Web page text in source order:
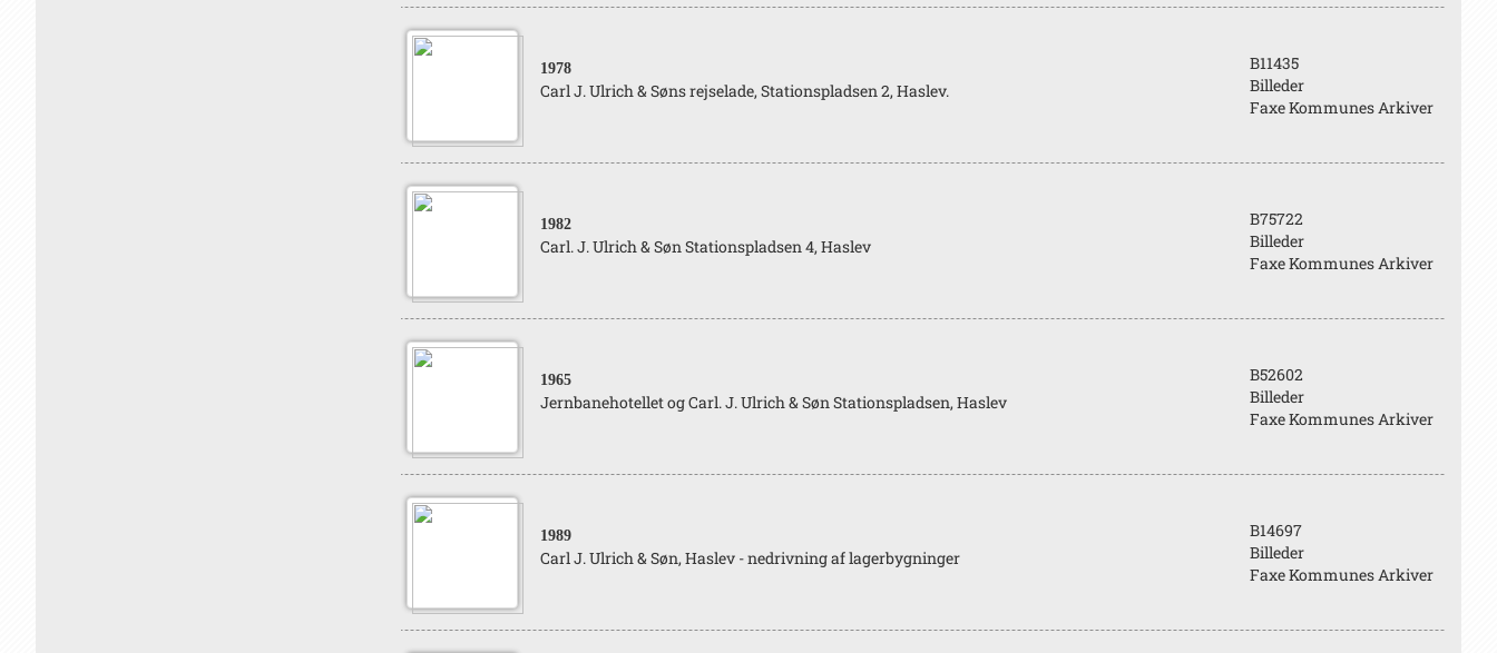
1978
Carl J. Ulrich & Søns rejselade, Stationspladsen 2, Haslev.
B11435
Billeder
Faxe Kommunes Arkiver
1982
Carl. J. Ulrich & Søn Stationspladsen 4, Haslev
B75722
Billeder
Faxe Kommunes Arkiver
1965
Jernbanehotellet og Carl. J. Ulrich & Søn Stationspladsen, Haslev
B52602
Billeder
Faxe Kommunes Arkiver
1989
Carl J. Ulrich & Søn, Haslev - nedrivning af lagerbygninger
B14697
Billeder
Faxe Kommunes Arkiver